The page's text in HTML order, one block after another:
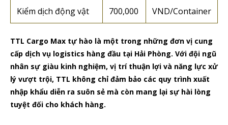
Kiểm dịch động vật 700,000 VND/Container
TTL Cargo Max tự hào là một trong những đơn vị cung
cấp dịch vụ logistics hàng đầu tại Hải Phòng. Với đội ngũ
nhân sự giàu kinh nghiệm, vị trí thuận lợi và năng lực xử
lý vượt trội, TTL không chỉ đảm bảo các quy trình xuất
nhập khẩu diễn ra suôn sẻ mà còn mang lại sự hài lòng
tuyệt đối cho khách hàng.